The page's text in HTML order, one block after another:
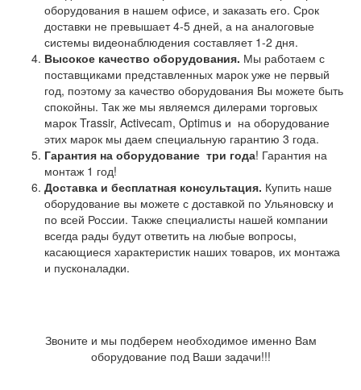
оборудования в нашем офисе, и заказать его. Срок
доставки не превышает 4-5 дней, а на аналоговые
системы видеонаблюдения составляет 1-2 дня.
Высокое качество оборудования. Мы работаем с
поставщиками представленных марок уже не первый
год, поэтому за качество оборудования Вы можете быть
спокойны. Так же мы являемся дилерами торговых
марок Trassir, Activecam, Optimus и на оборудование
этих марок мы даем специальную гарантию 3 года.
Гарантия на оборудование три года! Гарантия на
монтаж 1 год!
Доставка и бесплатная консультация. Купить наше
оборудование вы можете с доставкой по Ульяновску и
по всей России. Также специалисты нашей компании
всегда рады будут ответить на любые вопросы,
касающиеся характеристик наших товаров, их монтажа
и пусконаладки.
Звоните и мы подберем необходимое именно Вам
оборудование под Ваши задачи!!!